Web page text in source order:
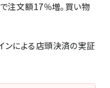
で注文額17％増。買い物
ンによる店頭決済の実証